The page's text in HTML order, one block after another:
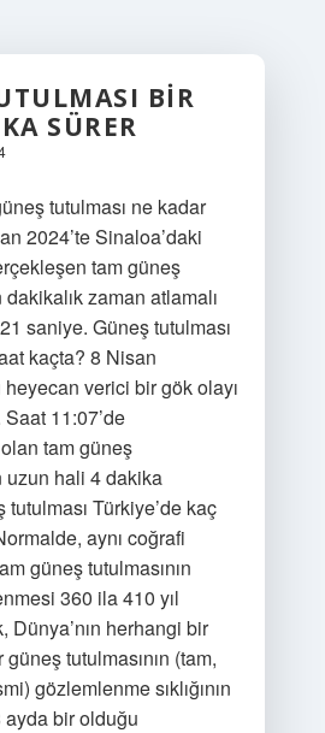
BIR
SÜRER
tutulması ne kadar
2024’te Sinaloa’daki
tam güneş
dakikalık zaman atlamalı
saniye. Güneş tutulması
kaçta? 8 Nisan
verici bir gök olayı
11:07’de
tam güneş
uzun hali 4 dakika
Türkiye’de kaç
aynı coğrafi
güneş tutulmasının
360 ila 410 yıl
Dünya’nın herhangi bir
tutulmasının (tam,
gözlemlenme sıklığının
ayda bir olduğu